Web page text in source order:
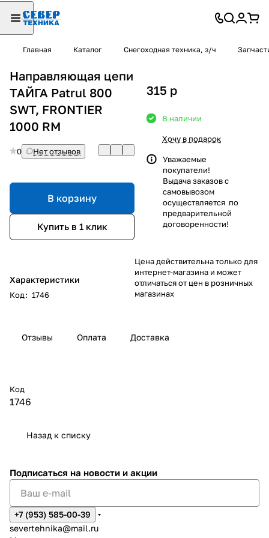
Главная Каталог Снегоходная техника, з/ч
Направляющая цепи
ТАЙГА Patrul 800
SWT, FRONTIER
1000 RM
0 Нет отзывов
В корзину
Купить в 1 клик
Характеристики
Код: 1746
315 p
В наличии
Хочу в подарок
Уважаемые
покупатели!
Выдача заказов с
самовывозом
осуществляется по
предварительной
договоренности!
Цена действительна только для
интернет-магазина и может
отличаться от цен в розничных
магазинах
Отзывы Оплата Доставка
Код
1746
Назад к списку
Подписаться на новости и акции
+7 (953) 585-00-39
severtehnika@mail.ru